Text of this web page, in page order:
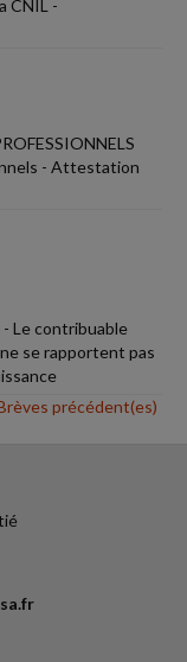
CNIL -
- Attestation
Le contribuable
se rapportent pas
précédent(es)